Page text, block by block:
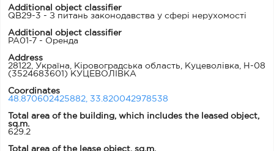
Additional object classifier
QB29-3 - З питань законодавства у сфері нерухомості
Additional object classifier
PA01-7 - Оренда
Address
28122, Україна, Кіровоградська область, Куцеволівка, Н-08
(3524683601) КУЦЕВОЛІВКА
Coordinates
48.870602425882, 33.820042978538
Total area of ​​the building, which includes the leased object,
sq.m.
629.2
Total area of the lease object, sq.m.